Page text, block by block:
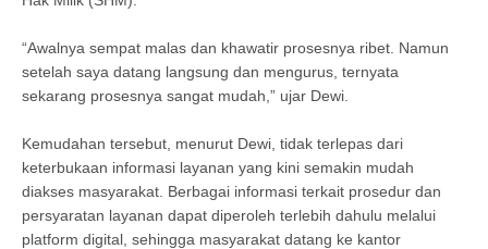
“Awalnya sempat malas dan khawatir prosesnya ribet. Namun
setelah saya datang langsung dan mengurus, ternyata
sekarang prosesnya sangat mudah,” ujar Dewi.
Kemudahan tersebut, menurut Dewi, tidak terlepas dari
keterbukaan informasi layanan yang kini semakin mudah
diakses masyarakat. Berbagai informasi terkait prosedur dan
persyaratan layanan dapat diperoleh terlebih dahulu melalui
platform digital, sehingga masyarakat datang ke kantor